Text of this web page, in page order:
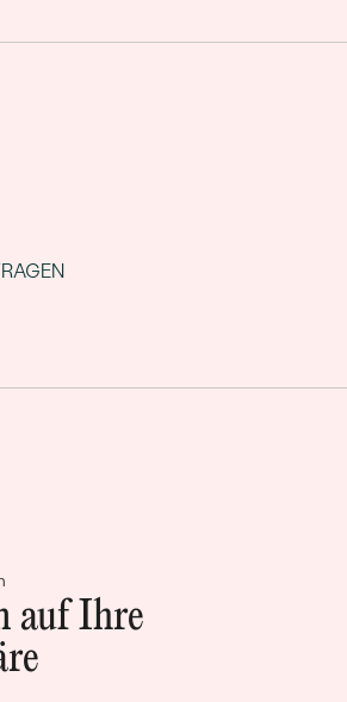
auf Ihre
wir
von Schönheit und